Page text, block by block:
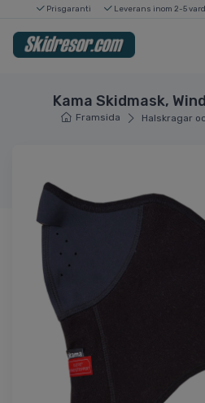
Prisgaranti Leverans inom 2-5
Kama Skidmask,
Framsida Halskragar